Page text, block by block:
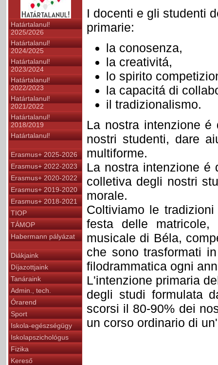
Határtalanul!
2025/2026
Határtalanul!
2024/2025
Határtalanul!
2023/2024
Határtalanul!
2022/2023
Határtalanul!
2021/2022
Határtalanul!
2018/2019
Határtalanul!
Erasmus+ 2025-2026
Erasmus+ 2022-2023
Erasmus+ 2020-2022
Erasmus+ 2019-2020
Erasmus+ 2018-2021
TIOP
TÁMOP
Habermann pályázat
Diákjaink
Díjazottjaink
Tanáraink
Admin., tech.
Órarend
Sport
Iskola-egészségügy
Iskolapszichológus
Fizika
Kereső
I docenti e gli studenti
primarie:
la conosenza,
la creativitá,
lo spirito
la capacitá di
il tradizionalismo.
La nostra intenzione é
nostri studenti, dare
multiforme.
La nostra intenzione é
colletiva degli nostri
morale.
Coltiviamo le
festa delle
musicale di Béla,
che sono trasformati
filodrammatica ogni
L'intenzione primaria
degli studi formulata
scorsi il 80-90% dei
un corso ordinario di